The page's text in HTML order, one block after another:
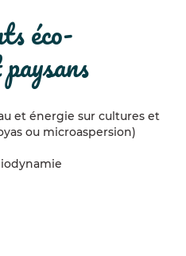
et énergie sur cultures et
ou microaspersion)